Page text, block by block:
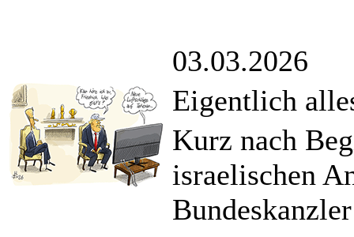
03.03.2026
Eigentlich
Kurz nach
israelischen